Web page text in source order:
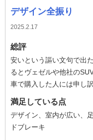
デザイン全振り
2025.2.17
総評
安いという謳い文句で出
るとヴェゼルや他社の
車で購入した人には申し訳
満足している点
デザイン、室内が広い、
ドブレーキ